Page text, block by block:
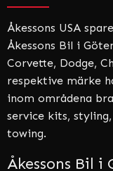
Åkessons USA
Åkessons Bil i
Corvette, Dodge,
respektive märke
inom områdena
service kits,
towing.
Åkessons Bil i